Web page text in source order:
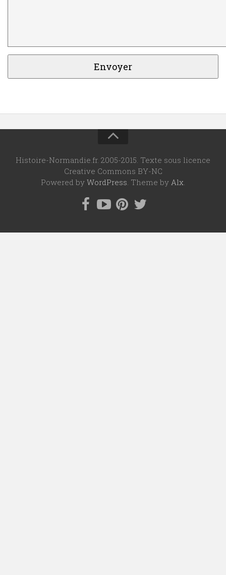
Histoire-Normandie.fr. 2005-2015. Texte sous licence
Creative Commons BY-NC
Powered by WordPress . Theme by Alx